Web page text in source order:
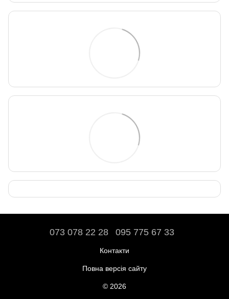
073 078 22 28 095 775 67 33
Контакти
Повна версія сайту
© 2026